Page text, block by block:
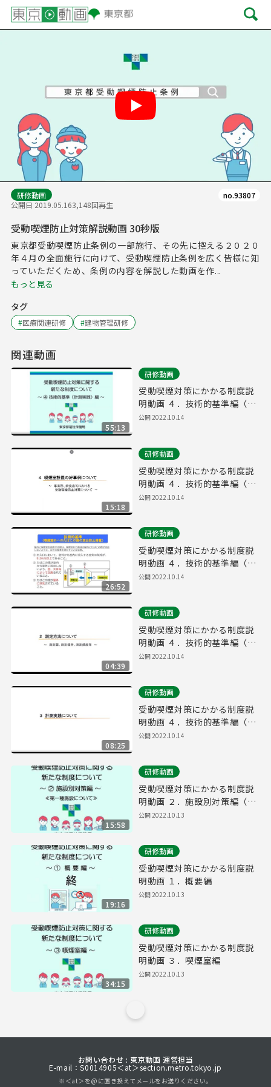
研修動画
公開日 2019.05.163,148回再生
no.93807
受動喫煙防止対策解説動画 30秒版
東京都受動喫煙防止条例の一部施行、その先に控える２０２０
年４月の全面施行に向けて、受動喫煙防止条例を広く皆様に知
っていただくため、条例の内容を解説した動画を作...
もっと見る
タグ
#医療関連研修 #建物管理研修
関連動画
55:13
研修動画
受動喫煙対策にかかる制度説
明動画 ４．技術的基準編（①
全編）
公開2022.10.14
15:18
研修動画
受動喫煙対策にかかる制度説
明動画 ４．技術的基準編（⑤
喫煙室設置の好事例⑥喫煙室
例）
公開2022.10.14
26:52
研修動画
受動喫煙対策にかかる制度説
明動画 ４．技術的基準編（②
健康増進法における技術的基
公開2022.10.14
04:39
研修動画
受動喫煙対策にかかる制度説
明動画 ４．技術的基準編（③
測定方法）
公開2022.10.14
08:25
研修動画
受動喫煙対策にかかる制度説
明動画 ４．技術的基準編（④
計測実践）
公開2022.10.14
15:58
研修動画
受動喫煙対策にかかる制度説
明動画 ２．施設別対策編（①
第一種）
公開2022.10.13
19:16
研修動画
受動喫煙対策にかかる制度説
明動画 １．概要編
公開2022.10.13
34:15
研修動画
受動喫煙対策にかかる制度説
明動画 ３．喫煙室編
公開2022.10.13
お問い合わせ : 東京動画 運営担当
E-mail：S0014905＜at＞section.metro.tokyo.jp
※＜at＞を@に置き換えてメールをお送りください。